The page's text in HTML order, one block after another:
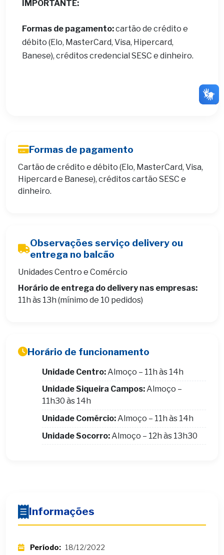
IMPORTANTE:
Formas de pagamento:cartão de crédito e
débito (Elo, MasterCard, Visa, Hipercard,
Banese), créditos credencial SESC e dinheiro.
Formas de pagamento
Cartão de crédito e débito (Elo, MasterCard, Visa,
Hipercard e Banese), créditos cartão SESC e
dinheiro.
Observações serviço delivery ou
entrega no balcão
Unidades Centro e Comércio
Horário de entrega do delivery nas empresas:
11h às 13h (mínimo de 10 pedidos)
Horário de funcionamento
Unidade Centro: Almoço – 11h às 14h
Unidade Siqueira Campos:Almoço –
11h30 às 14h
Unidade Comércio:Almoço – 11h às 14h
Unidade Socorro: Almoço – 12h às 13h30
Informações
Período: 18/12/2022